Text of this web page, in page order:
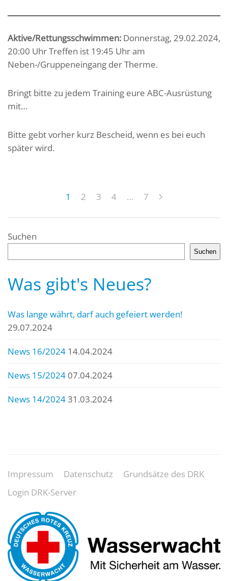
Aktive/Rettungsschwimmen: Donnerstag, 29.02.2024,
20:00 Uhr Treffen ist 19:45 Uhr am
Neben-/Gruppeneingang der Therme.
Bringt bitte zu jedem Training eure ABC-Ausrüstung
mit…
Bitte gebt vorher kurz Bescheid, wenn es bei euch
später wird.
1 2 3 4 … 7
Suchen
Suchen
Was gibt's Neues?
Was lange währt, darf auch gefeiert werden!
29.07.2024
News 16/2024 14.04.2024
News 15/2024 07.04.2024
News 14/202431.03.2024
Impressum Datenschutz
Grundsätze des DRK
Login DRK-Server